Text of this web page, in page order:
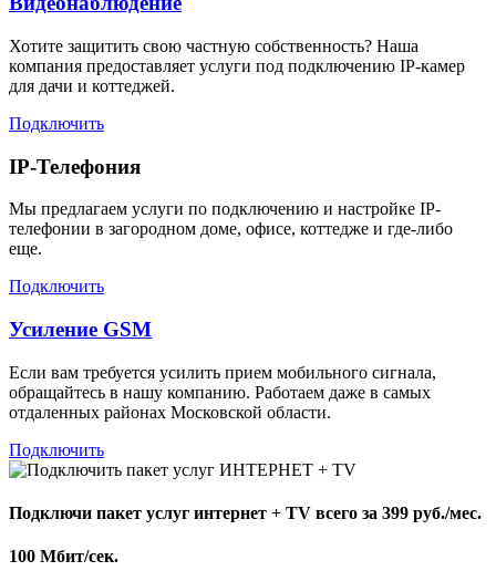
Хотите защитить свою частную собственность? Наша
компания предоставляет услуги под подключению IP-камер
для дачи и коттеджей.
Подключить
IP-Телефония
Мы предлагаем услуги по подключению и настройке IP-
телефонии в загородном доме, офисе, коттедже и где-либо
еще.
Подключить
Усиление GSM
Если вам требуется усилить прием мобильного сигнала,
обращайтесь в нашу компанию. Работаем даже в самых
отдаленных районах Московской области.
Подключить
Подключи пакет услуг интернет + TV всего за 399 руб./мес.
100 Мбит/сек.